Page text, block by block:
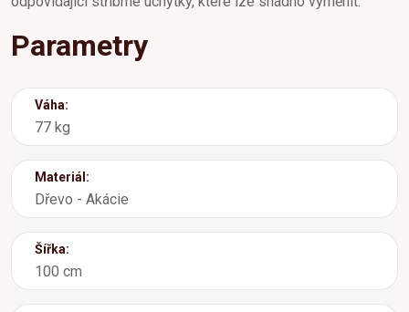
Parametry
Váha:
77 kg
Materiál:
Dřevo - Akácie
Šířka:
100 cm